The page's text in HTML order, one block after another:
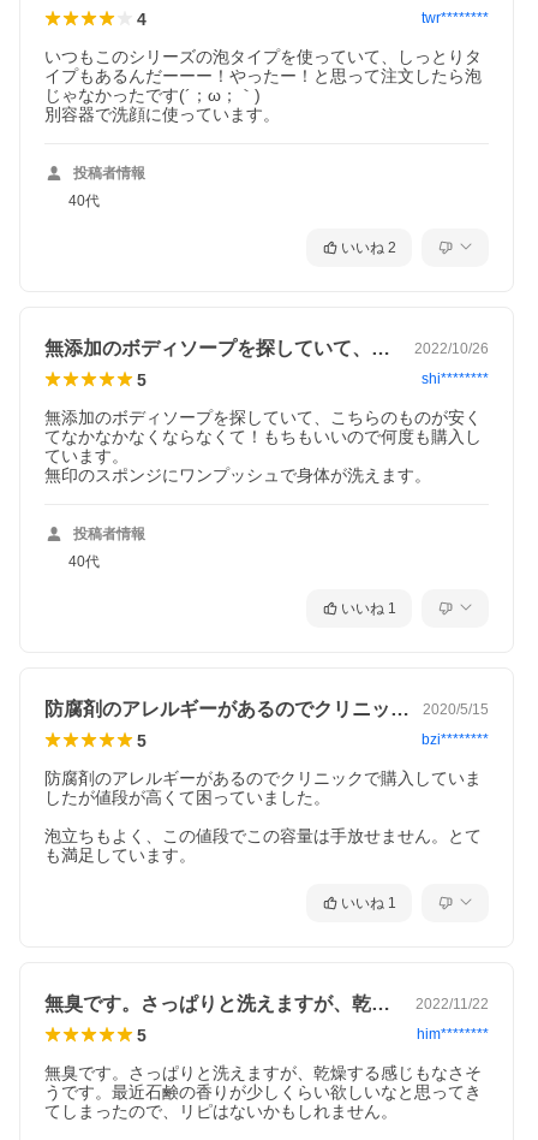
4 twr********
いつもこのシリーズの泡タイプを使っていて、しっとりタ
イプもあるんだーーー！やったー！と思って注文したら泡
じゃなかったです(´；ω；｀)
別容器で洗顔に使っています。
投稿者情報
40代
いいね 2
無添加のボディソープを探していて、こち… 2022/10/26
5 shi********
無添加のボディソープを探していて、こちらのものが安く
てなかなかなくならなくて！もちもいいので何度も購入し
ています。
無印のスポンジにワンプッシュで身体が洗えます。
投稿者情報
40代
いいね 1
防腐剤のアレルギーがあるのでクリニック… 2020/5/15
5 bzi********
防腐剤のアレルギーがあるのでクリニックで購入していま
したが値段が高くて困っていました。
泡立ちもよく、この値段でこの容量は手放せません。とて
も満足しています。
いいね 1
無臭です。さっぱりと洗えますが、乾燥す… 2022/11/22
5 him********
無臭です。さっぱりと洗えますが、乾燥する感じもなさそ
うです。最近石鹸の香りが少しくらい欲しいなと思ってき
てしまったので、リピはないかもしれません。